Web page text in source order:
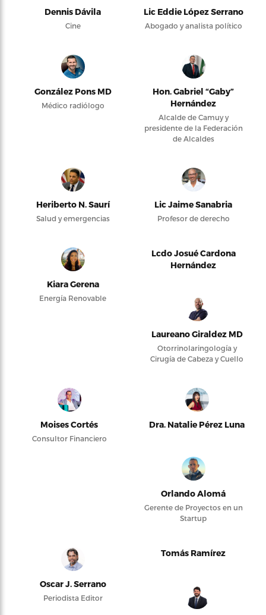
Dennis Dávila
Cine
Lic Eddie López Serrano
Abogado y analista político
González Pons MD
Médico radiólogo
Hon. Gabriel “Gaby”
Hernández
Alcalde de Camuy y
presidente de la Federación
de Alcaldes
Heriberto N. Saurí
Salud y emergencias
Lic Jaime Sanabria
Profesor de derecho
Kiara Gerena
Energía Renovable
Lcdo Josué Cardona
Hernández
Laureano Giraldez MD
Otorrinolaringología y
Cirugía de Cabeza y Cuello
Moises Cortés
Consultor Financiero
Dra. Natalie Pérez Luna
Orlando Alomá
Gerente de Proyectos en un
Startup
Oscar J. Serrano
Periodista Editor
Tomás Ramírez